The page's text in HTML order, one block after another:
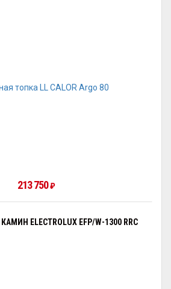
213 750₽
ELECTROLUX EFP/W-1300 RRC